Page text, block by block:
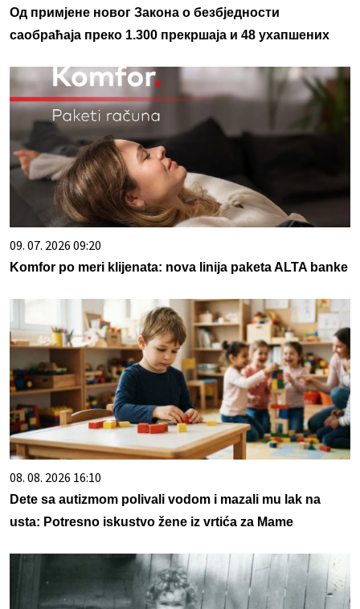
Од примјене новог Закона о безбједности
саобраћаја преко 1.300 прекршаја и 48 ухапшених
09. 07. 2026 09:20
Komfor po meri klijenata: nova linija paketa ALTA banke
08. 08. 2026 16:10
Dete sa autizmom polivali vodom i mazali mu lak na
usta: Potresno iskustvo žene iz vrtića za Mame